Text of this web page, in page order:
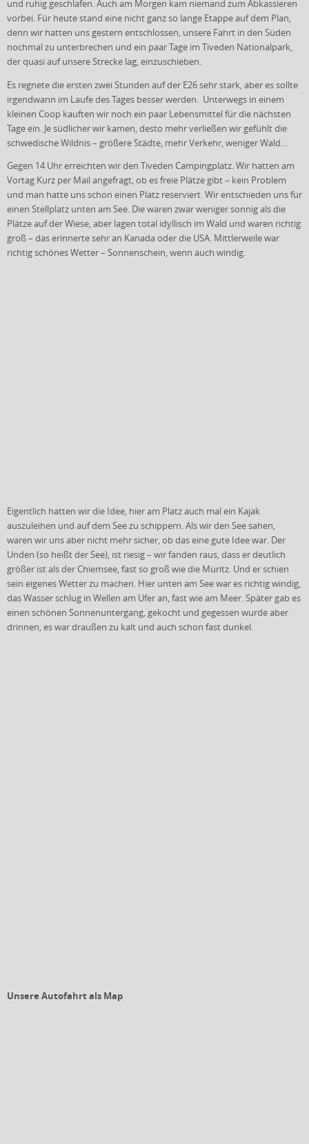
und ruhig geschlafen. Auch am Morgen kam niemand zum Abkassieren
vorbei. Für heute stand eine nicht ganz so lange Etappe auf dem Plan,
denn wir hatten uns gestern entschlossen, unsere Fahrt in den Süden
nochmal zu unterbrechen und ein paar Tage im Tiveden Nationalpark,
der quasi auf unsere Strecke lag, einzuschieben.
Es regnete die ersten zwei Stunden auf der E26 sehr stark, aber es sollte
irgendwann im Laufe des Tages besser werden. Unterwegs in einem
kleinen Coop kauften wir noch ein paar Lebensmittel für die nächsten
Tage ein. Je südlicher wir kamen, desto mehr verließen wir gefühlt die
schwedische Wildnis – größere Städte, mehr Verkehr, weniger Wald…
Gegen 14 Uhr erreichten wir den Tiveden Campingplatz. Wir hatten am
Vortag Kurz per Mail angefragt, ob es freie Plätze gibt – kein Problem
und man hatte uns schon einen Platz reserviert. Wir entschieden uns für
einen Stellplatz unten am See. Die waren zwar weniger sonnig als die
Plätze auf der Wiese, aber lagen total idyllisch im Wald und waren richtig
groß – das erinnerte sehr an Kanada oder die USA. Mittlerweile war
richtig schönes Wetter – Sonnenschein, wenn auch windig.
Eigentlich hatten wir die Idee, hier am Platz auch mal ein Kajak
auszuleihen und auf dem See zu schippern. Als wir den See sahen,
waren wir uns aber nicht mehr sicher, ob das eine gute Idee war. Der
Unden (so heißt der See), ist riesig – wir fanden raus, dass er deutlich
größer ist als der Chiemsee, fast so groß wie die Müritz. Und er schien
sein eigenes Wetter zu machen. Hier unten am See war es richtig windig,
das Wasser schlug in Wellen am Ufer an, fast wie am Meer. Später gab es
einen schönen Sonnenuntergang, gekocht und gegessen wurde aber
drinnen, es war draußen zu kalt und auch schon fast dunkel.
Unsere Autofahrt als Map